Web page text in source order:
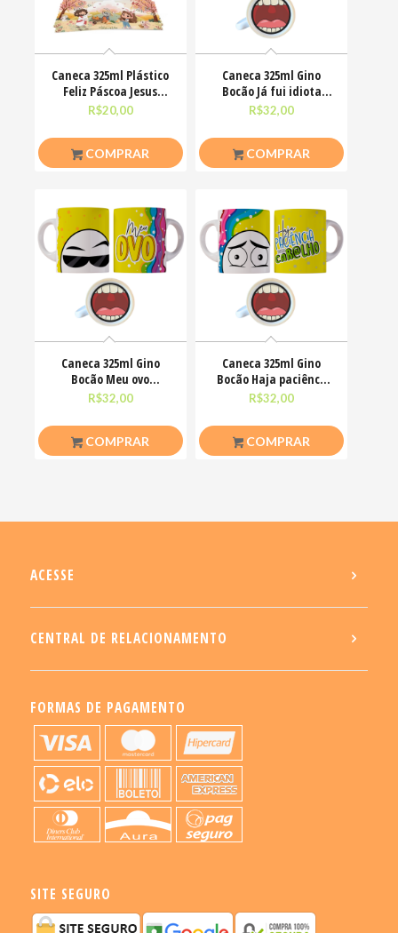
Caneca 325ml Plástico
Feliz Páscoa Jesus
Cristo Coelhinhos
R$20,00
COMPRAR
Caneca 325ml Gino
Bocão Já fui idiota
agora só finjo Meme
R$32,00
COMPRAR
Caneca 325ml Gino
Bocão Meu ovo
Engraçadas Meme
R$32,00
COMPRAR
Caneca 325ml Gino
Bocão Haja paciênca
nesse caralho Meme
R$32,00
COMPRAR
ACESSE
CENTRAL DE RELACIONAMENTO
FORMAS DE PAGAMENTO
SITE SEGURO